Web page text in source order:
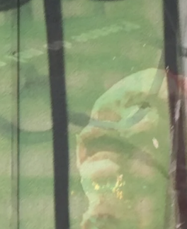
Dänemark
20260707/z
in-europa